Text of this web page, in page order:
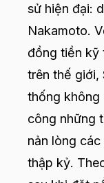
sử hiện đại:
Nakamoto.
đồng tiền kỹ
trên thế giới,
thống không
công những
nản lòng
thập kỷ.